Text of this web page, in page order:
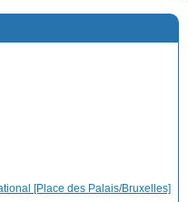
[Place des Palais/Bruxelles]